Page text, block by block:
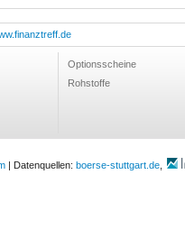
Optionsscheine
Rohstoffe
| Datenquellen: boerse-stuttgart.de